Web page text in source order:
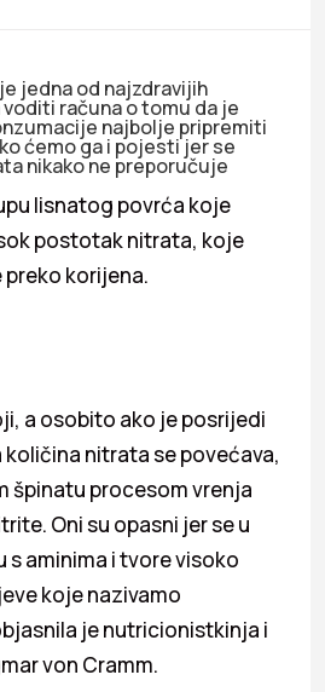
jedna od najzdravijih
računa o tomu da je
najbolje pripremiti
ćemo ga i pojesti jer se
nikako ne preporučuje
lisnatog povrća koje
postotak nitrata, koje
korijena.
a osobito ako je posrijedi
nitrata se povećava,
špinatu procesom vrenja
Oni su opasni jer se u
aminima i tvore visoko
koje nazivamo
je nutricionistkinja i
von Cramm.